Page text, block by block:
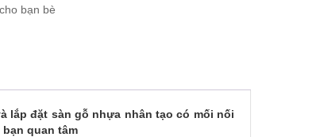
bạn bè
lắp đặt sàn gỗ nhựa nhân tạo có mối nối
bạn quan tâm